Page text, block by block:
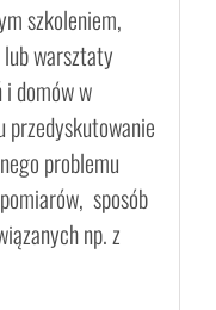
szkoleniem,
warsztaty
domów w
przedyskutowanie
problemu
sposób
np. z